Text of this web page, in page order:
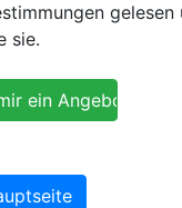
gelesen
sie.